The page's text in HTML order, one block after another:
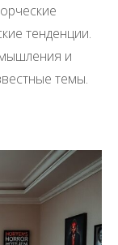
тенденции.
и
темы.